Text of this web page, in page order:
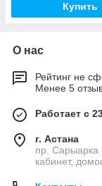
Купить
О нас
Рейтинг не
Менее 5
Работает с
г. Астана
пр. Сарыарка
кабинет,